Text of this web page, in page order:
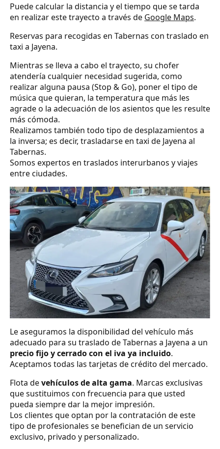
Puede calcular la distancia y el tiempo que se tarda
en realizar este trayecto a través de Google Maps.
Reservas para recogidas en Tabernas con traslado en
taxi a Jayena.
Mientras se lleva a cabo el trayecto, su chofer
atendería cualquier necesidad sugerida, como
realizar alguna pausa (Stop & Go), poner el tipo de
música que quieran, la temperatura que más les
agrade o la adecuación de los asientos que les resulte
más cómoda.
Realizamos también todo tipo de desplazamientos a
la inversa; es decir, trasladarse en taxi de Jayena al
Tabernas.
Somos expertos en traslados interurbanos y viajes
entre ciudades.
Le aseguramos la disponibilidad del vehículo más
adecuado para su traslado de Tabernas a Jayena a un
precio fijo y cerrado con el iva ya incluido.
Aceptamos todas las tarjetas de crédito del mercado.
Flota devehículos de alta gama. Marcas exclusivas
que sustituimos con frecuencia para que usted
pueda siempre dar la mejor impresión.
Los clientes que optan por la contratación de este
tipo de profesionales se benefician de un servicio
exclusivo, privado y personalizado.